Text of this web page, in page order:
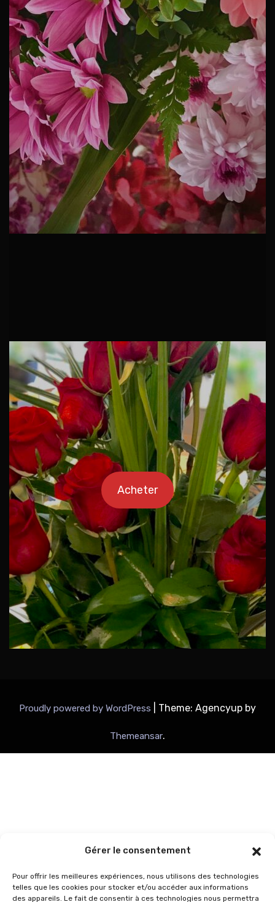
Gérer le consentement
Pour offrir les meilleures expériences, nous utilisons des technologies
telles que les cookies pour stocker et/ou accéder aux informations
des appareils. Le fait de consentir à ces technologies nous permettra
Acheter
Proudly powered by WordPress Theme: Agencyup by
Themeansar.